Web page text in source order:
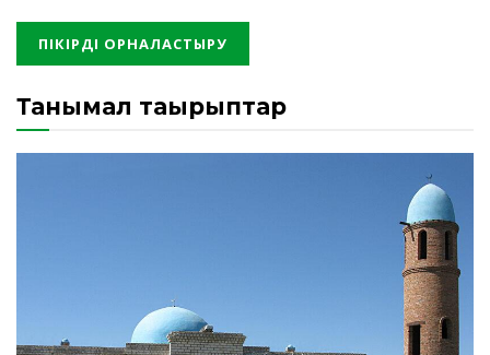
Танымал тақырыптар